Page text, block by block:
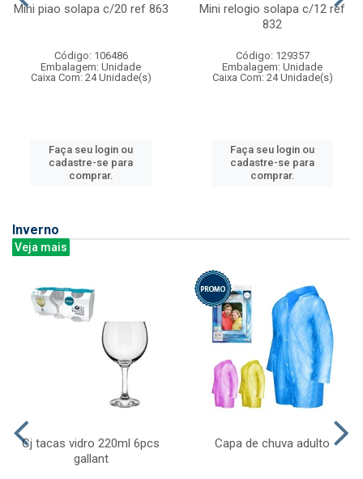
Mini piao solapa c/20 ref 863
Código: 106486
Embalagem: Unidade
Caixa Com: 24 Unidade(s)
Faça seu login ou
cadastre-se para
comprar.
Mini relogio solapa c/12 ref
832
Código: 129357
Embalagem: Unidade
Caixa Com: 24 Unidade(s)
Faça seu login ou
cadastre-se para
comprar.
Inverno
Veja mais
Cj tacas vidro 220ml 6pcs
gallant
Capa de chuva adulto